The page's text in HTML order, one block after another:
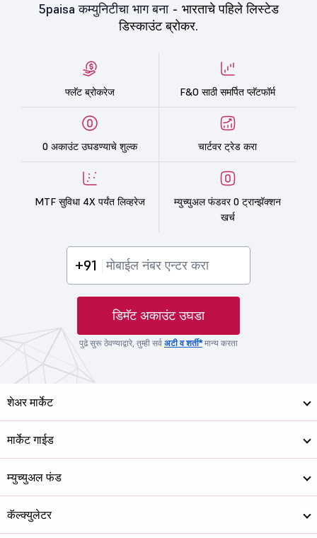
5paisa कम्युनिटीचा भाग बना - भारताचे पहिले लिस्टेड
डिस्काउंट ब्रोकर.
फ्लॅट ब्रोकरेज F&O साठी समर्पित प्लॅटफॉर्म
0 अकाउंट उघडण्याचे शुल्क चार्टवर ट्रेड करा
MTF सुविधा 4X पर्यंत लिव्हरेज
म्युच्युअल फंडवर 0 ट्रान्झॅक्शन
खर्च
+91
डिमॅट अकाउंट उघडा
पुढे सुरू ठेवण्याद्वारे, तुम्ही सर्व अटी व शर्ती*मान्य करता
शेअर मार्केट
मार्केट गाईड
म्युच्युअल फंड
कॅल्क्युलेटर